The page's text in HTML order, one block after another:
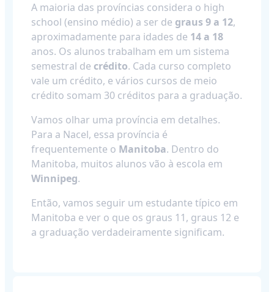
A maioria das províncias considera o high
school (ensino médio) a ser de graus 9 a 12,
aproximadamente para idades de 14 a 18
anos. Os alunos trabalham em um sistema
semestral de crédito. Cada curso completo
vale um crédito, e vários cursos de meio
crédito somam 30 créditos para a graduação.
Vamos olhar uma província em detalhes.
Para a Nacel, essa província é
frequentemente o Manitoba. Dentro do
Manitoba, muitos alunos vão à escola em
Winnipeg.
Então, vamos seguir um estudante típico em
Manitoba e ver o que os graus 11, graus 12 e
a graduação verdadeiramente significam.